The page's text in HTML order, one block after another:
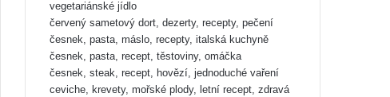
vegetariánské jídlo
červený sametový dort, dezerty, recepty, pečení
česnek, pasta, máslo, recepty, italská kuchyně
česnek, pasta, recept, těstoviny, omáčka
česnek, steak, recept, hovězí, jednoduché vaření
ceviche, krevety, mořské plody, letní recept, zdravá